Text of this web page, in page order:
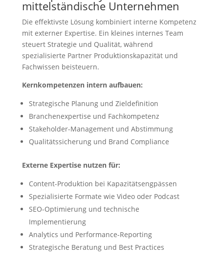
mittelständische Unternehmen
Die effektivste Lösung kombiniert interne Kompetenz
mit externer Expertise. Ein kleines internes Team
steuert Strategie und Qualität, während
spezialisierte Partner Produktionskapazität und
Fachwissen beisteuern.
Kernkompetenzen intern aufbauen:
Strategische Planung und Zieldefinition
Branchenexpertise und Fachkompetenz
Stakeholder-Management und Abstimmung
Qualitätssicherung und Brand Compliance
Externe Expertise nutzen für:
Content-Produktion bei Kapazitätsengpässen
Spezialisierte Formate wie Video oder Podcast
SEO-Optimierung und technische
Implementierung
Analytics und Performance-Reporting
Strategische Beratung und Best Practices